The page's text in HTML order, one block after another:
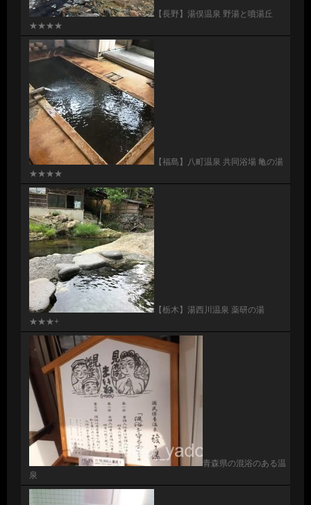
【長野】湯俣温泉 野湯と噴湯丘
★★★★
【福島】八町温泉 共同浴場 亀の湯
★★★★
【栃木】湯西川温泉 薬研の湯
★★★+
青森県の混浴のある温
泉